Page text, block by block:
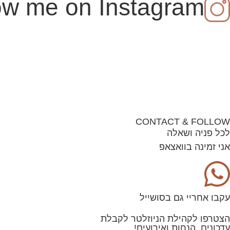
me on Instagram
CONTACT & FOLLOW
לכל פניה ושאלה
אני זמינה בוואצאפ
עקבו אחריי גם בסושייל
הצטרפו לקהילת הניוזלטר לקבלת